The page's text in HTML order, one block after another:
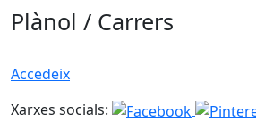
Plànol / Carrers
Accedeix
Xarxes socials: